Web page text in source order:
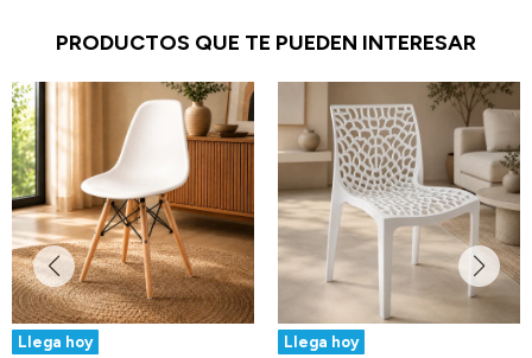
PRODUCTOS QUE TE PUEDEN INTERESAR
Llega hoy Llega hoy